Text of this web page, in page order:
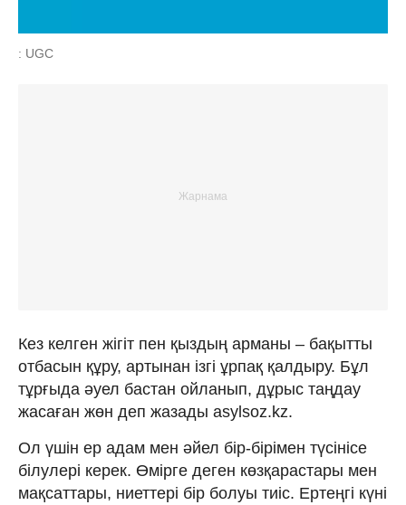
: UGC
Кез келген жігіт пен қыздың арманы – бақытты
отбасын құру, артынан ізгі ұрпақ қалдыру. Бұл
тұрғыда әуел бастан ойланып, дұрыс таңдау
жасаған жөн деп жазады asylsoz.kz.
Ол үшін ер адам мен әйел бір-бірімен түсінісе
білулері керек. Өмірге деген көзқарастары мен
мақсаттары, ниеттері бір болуы тиіс. Ертеңгі күні